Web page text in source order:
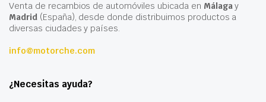
Venta de recambios de automóviles ubicada en Málagay
Madrid(España), desde donde distribuimos productos a
diversas ciudades y países.
info@motorche.com
¿Necesitas ayuda?